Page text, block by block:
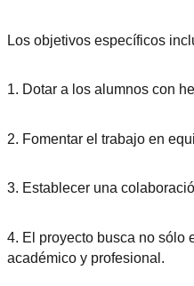
Los objetivos específicos
1. Dotar a los alumnos con
2. Fomentar el trabajo en
3. Establecer una
4. El proyecto busca no sólo
académico y profesional.